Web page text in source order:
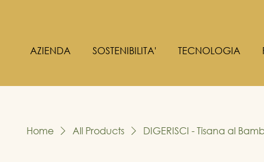
AZIENDA SOSTENIBILITA' TECNOLOGIA
Home All Products DIGERISCI - Tisana al